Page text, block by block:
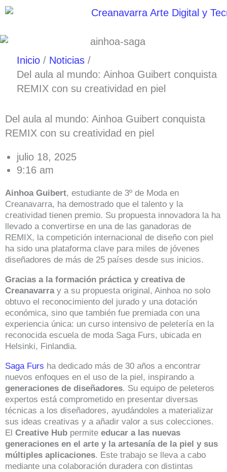
Ir
contenido
Inicio
Noticias
Del aula al mundo: Ainhoa Guibert conquista
REMIX con su creatividad en piel
Del aula al mundo: Ainhoa Guibert conquista
REMIX con su creatividad en piel
julio 18, 2025
9:16 am
Ainhoa Guibert, estudiante de 3º de Moda en
Creanavarra, ha demostrado que el talento y la
creatividad tienen premio. Su propuesta innovadora la ha
llevado a convertirse en una de las ganadoras de
REMIX, la competición internacional de diseño con piel
ha sido una plataforma clave para miles de jóvenes
diseñadores de más de 25 países desde sus inicios.
Gracias a la formación práctica y creativa de
Creanavarray a su propuesta original, Ainhoa no solo
obtuvo el reconocimiento del jurado y una dotación
económica, sino que también fue premiada con una
experiencia única: un curso intensivo de peletería en la
reconocida escuela de moda Saga Furs, ubicada en
Helsinki, Finlandia.
Saga Furs ha dedicado más de 30 años a encontrar
nuevos enfoques en el uso de la piel, inspirando a
generaciones de diseñadores. Su equipo de peleteros
expertos está comprometido en presentar diversas
técnicas a los diseñadores, ayudándoles a materializar
sus ideas creativas y a añadir valor a sus colecciones.
El Creative Hub permite educar a las nuevas
generaciones en el arte y la artesanía de la piel y sus
múltiples aplicaciones. Este trabajo se lleva a cabo
mediante una colaboración duradera con distintas